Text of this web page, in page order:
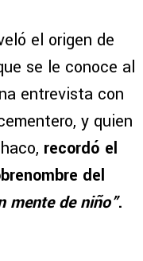
de Cruz Azul en
el origen de
se le conoce al
entrevista con
y quien
del